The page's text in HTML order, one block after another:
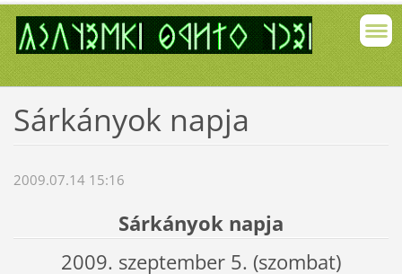
Sárkányok napja
2009.07.14 15:16
Sárkányok napja
2009. szeptember 5. (szombat)